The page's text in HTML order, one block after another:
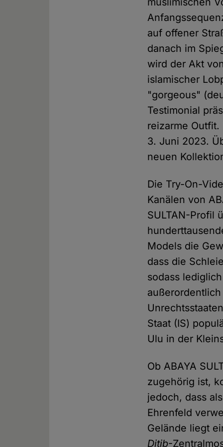
auf offener
danach im
wird der Akt
islamischer
"gorgeous"
Testimonial
reizarme Outfit.
3. Juni 2023.
neuen
Die Try-On-
Kanälen von
SULTAN-Profil
Models die
dass die
sodass
Staat (IS)
Ulu in der
Ob ABAYA
zugehörig ist,
jedoch, dass
Ehrenfeld
Gelände liegt
Ditib-